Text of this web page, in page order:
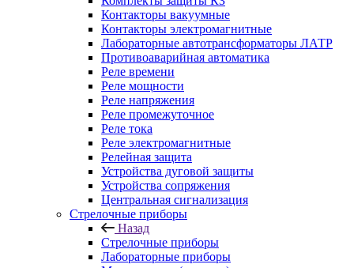
Контакторы вакуумные
Контакторы электромагнитные
Лабораторные автотрансформаторы ЛАТР
Противоаварийная автоматика
Реле времени
Реле мощности
Реле напряжения
Реле промежуточное
Реле тока
Реле электромагнитные
Релейная защита
Устройства дуговой защиты
Устройства сопряжения
Центральная сигнализация
Стрелочные приборы
Назад
Стрелочные приборы
Лабораторные приборы